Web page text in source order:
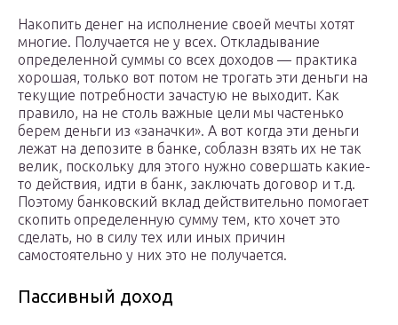
Накопить денег на исполнение своей мечты хотят
многие. Получается не у всех. Откладывание
определенной суммы со всех доходов — практика
хорошая, только вот потом не трогать эти деньги на
текущие потребности зачастую не выходит. Как
правило, на не столь важные цели мы частенько
берем деньги из «заначки». А вот когда эти деньги
лежат на депозите в банке, соблазн взять их не так
велик, поскольку для этого нужно совершать какие-
то действия, идти в банк, заключать договор и т.д.
Поэтому банковский вклад действительно помогает
скопить определенную сумму тем, кто хочет это
сделать, но в силу тех или иных причин
самостоятельно у них это не получается.
Пассивный доход